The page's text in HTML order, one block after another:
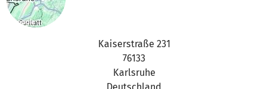
Kaiserstraße 231
76133
Karlsruhe